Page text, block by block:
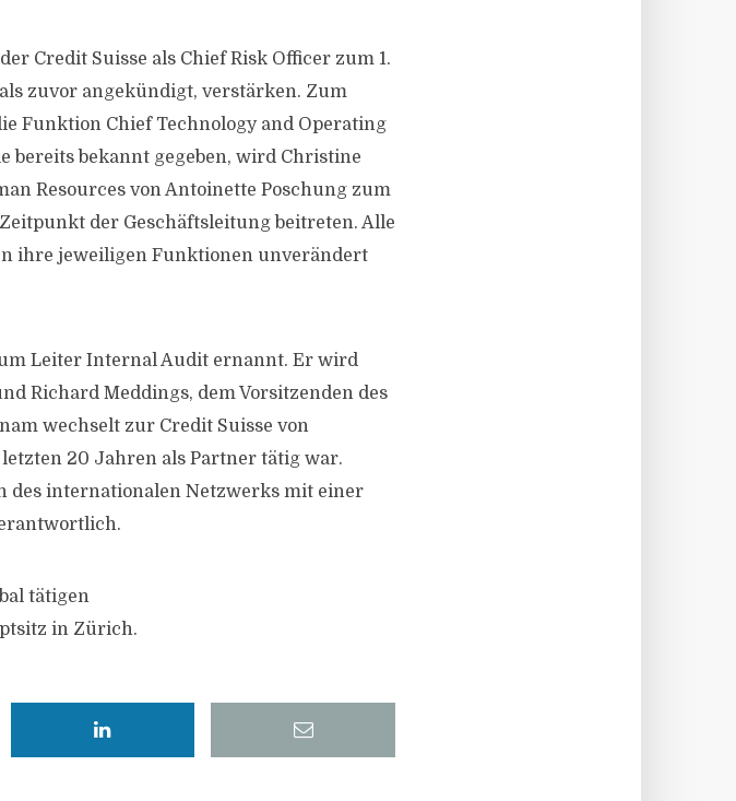
Credit Suisse als Chief Risk Officer zum 1.
zuvor angekündigt, verstärken. Zum
Funktion Chief Technology and Operating
bereits bekannt gegeben, wird Christine
Resources von Antoinette Poschung zum
der Geschäftsleitung beitreten. Alle
ihre jeweiligen Funktionen unverändert
Leiter Internal Audit ernannt. Er wird
Richard Meddings, dem Vorsitzenden des
wechselt zur Credit Suisse von
20 Jahren als Partner tätig war.
des internationalen Netzwerks mit einer
tätigen
in Zürich.